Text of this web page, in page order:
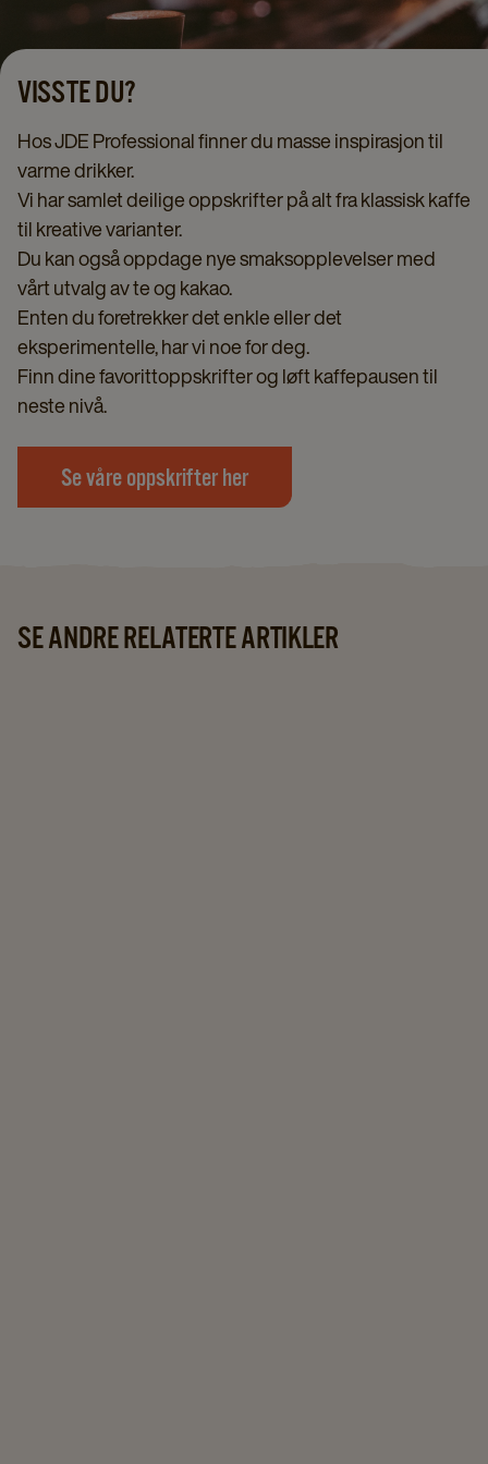
VISSTE DU?
Hos JDE Professional finner du masse inspirasjon til
varme drikker.
Vi har samlet deilige oppskrifter på alt fra klassisk kaffe
til kreative varianter.
Du kan også oppdage nye smaksopplevelser med
vårt utvalg av te og kakao.
Enten du foretrekker det enkle eller det
eksperimentelle, har vi noe for deg.
Finn dine favorittoppskrifter og løft kaffepausen til
neste nivå.
Se våre oppskrifter her
SE ANDRE RELATERTE ARTIKLER